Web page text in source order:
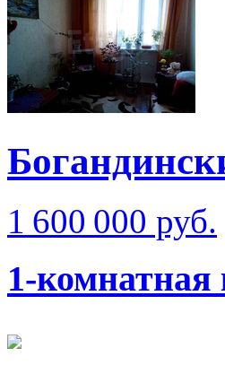
1 600 000 руб.
1-комнатная